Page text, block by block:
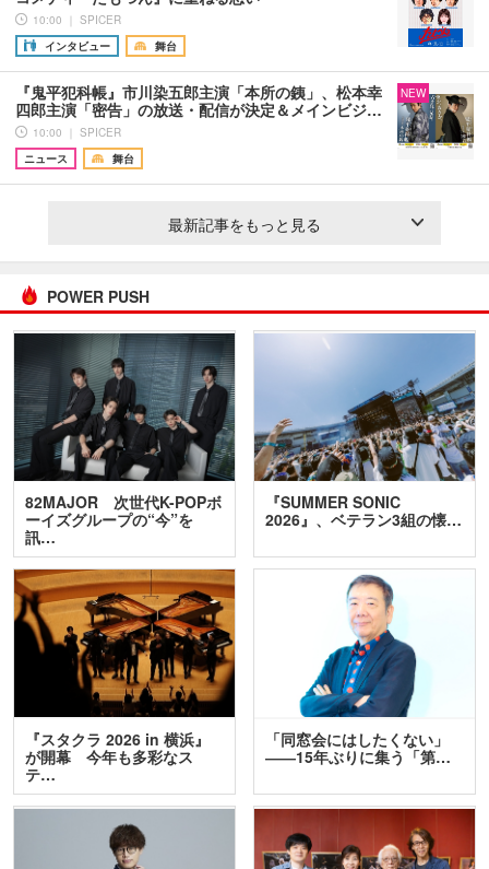
10:00 ｜ SPICER
インタビュー
舞台
『鬼平犯科帳』市川染五郎主演「本所の銕」、松本幸
四郎主演「密告」の放送・配信が決定＆メインビジ…
10:00 ｜ SPICER
ニュース
舞台
NEW
最新記事をもっと見る
POWER PUSH
82MAJOR 次世代K-POPボ
ーイズグループの“今”を
訊…
『SUMMER SONIC
2026』、ベテラン3組の懐…
『スタクラ 2026 in 横浜』
が開幕 今年も多彩なス
テ…
「同窓会にはしたくない」
――15年ぶりに集う「第…